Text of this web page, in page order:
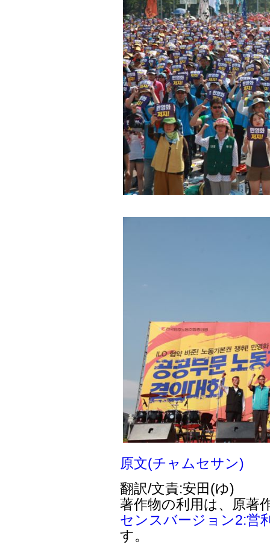
原文(チャムセサン)
翻訳/文責:安田(ゆ)
著作物の利用は、原著
センスバージョン2:営
す。